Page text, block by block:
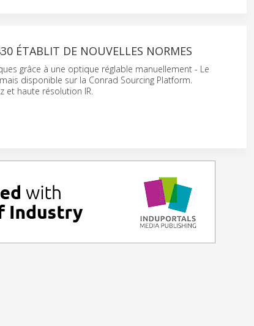
ÉTABLIT DE NOUVELLES NORMES
grâce à une optique réglable manuellement - Le
disponible sur la Conrad Sourcing Platform.
et haute résolution IR.